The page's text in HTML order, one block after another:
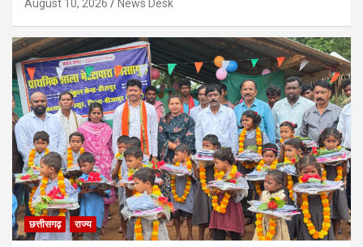
August 10, 2026 News Desk
छत्तीसगढ़ राज्य